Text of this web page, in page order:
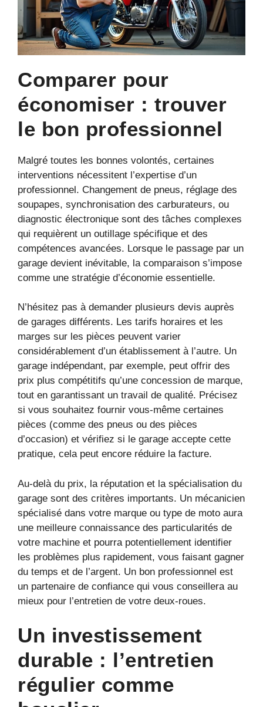
Comparer pour
économiser : trouver
le bon professionnel
Malgré toutes les bonnes volontés, certaines
interventions nécessitent l’expertise d’un
professionnel. Changement de pneus, réglage des
soupapes, synchronisation des carburateurs, ou
diagnostic électronique sont des tâches complexes
qui requièrent un outillage spécifique et des
compétences avancées. Lorsque le passage par un
garage devient inévitable, la comparaison s’impose
comme une stratégie d’économie essentielle.
N’hésitez pas à demander plusieurs devis auprès
de garages différents. Les tarifs horaires et les
marges sur les pièces peuvent varier
considérablement d’un établissement à l’autre. Un
garage indépendant, par exemple, peut offrir des
prix plus compétitifs qu’une concession de marque,
tout en garantissant un travail de qualité. Précisez
si vous souhaitez fournir vous-même certaines
pièces (comme des pneus ou des pièces
d’occasion) et vérifiez si le garage accepte cette
pratique, cela peut encore réduire la facture.
Au-delà du prix, la réputation et la spécialisation du
garage sont des critères importants. Un mécanicien
spécialisé dans votre marque ou type de moto aura
une meilleure connaissance des particularités de
votre machine et pourra potentiellement identifier
les problèmes plus rapidement, vous faisant gagner
du temps et de l’argent. Un bon professionnel est
un partenaire de confiance qui vous conseillera au
mieux pour l’entretien de votre deux-roues.
Un investissement
durable : l’entretien
régulier comme